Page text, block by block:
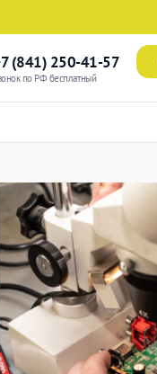
(841) 250-41-57
по РФ бесплатный